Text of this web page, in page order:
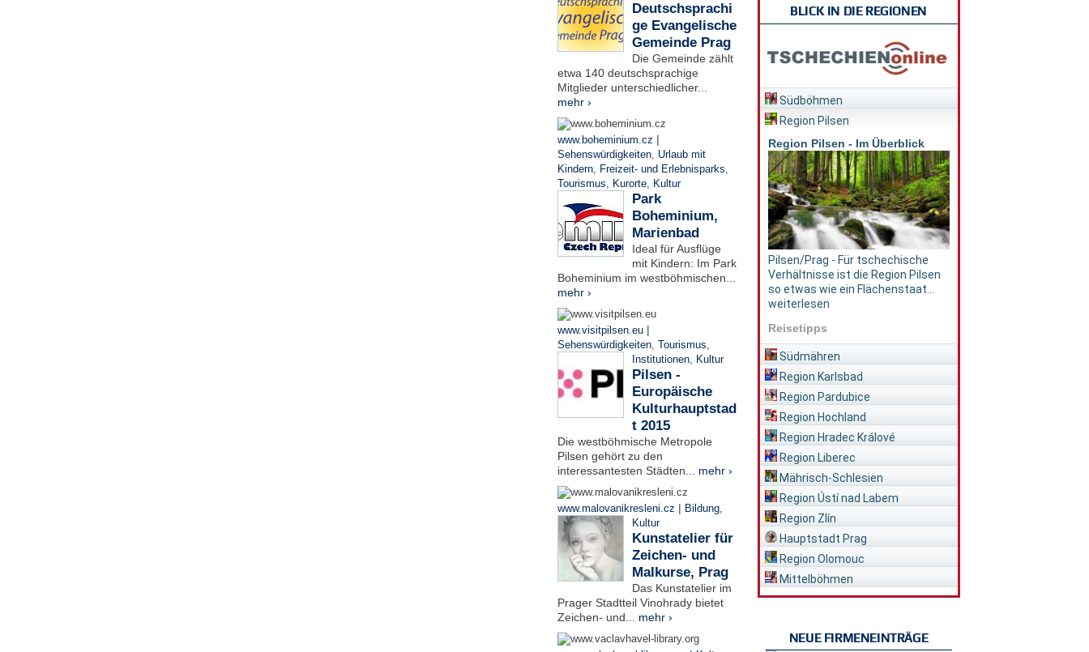
Deutschsprachi
ge Evangelische
Gemeinde Prag
Die Gemeinde zählt
etwa 140 deutschsprachige
Mitglieder unterschiedlicher...
mehr ›
www.boheminium.cz |
Sehenswürdigkeiten, Urlaub mit
Kindern, Freizeit- und Erlebnisparks,
Tourismus, Kurorte, Kultur
Park
Boheminium,
Marienbad
Ideal für Ausflüge
mit Kindern: Im Park
Boheminium im westböhmischen...
mehr ›
www.visitpilsen.eu |
Sehenswürdigkeiten, Tourismus,
Institutionen, Kultur
Pilsen -
Europäische
Kulturhauptstad
t 2015
Die westböhmische Metropole
Pilsen gehört zu den
interessantesten Städten... mehr ›
www.malovanikresleni.cz | Bildung,
Kultur
Kunstatelier für
Zeichen- und
Malkurse, Prag
Das Kunstatelier im
Prager Stadtteil Vinohrady bietet
Zeichen- und... mehr ›
BLICK IN DIE REGIONEN
Südböhmen
Region Pilsen
Region Pilsen - Im Überblick
Pilsen/Prag - Für tschechische
Verhältnisse ist die Region Pilsen
so etwas wie ein Flächenstaat...
weiterlesen
Reisetipps
Südmähren
Region Karlsbad
Region Pardubice
Region Hochland
Region Hradec Králové
Region Liberec
Mährisch-Schlesien
Region Ústí nad Labem
Region Zlín
Hauptstadt Prag
Region Olomouc
Mittelböhmen
NEUE FIRMENEINTRÄGE